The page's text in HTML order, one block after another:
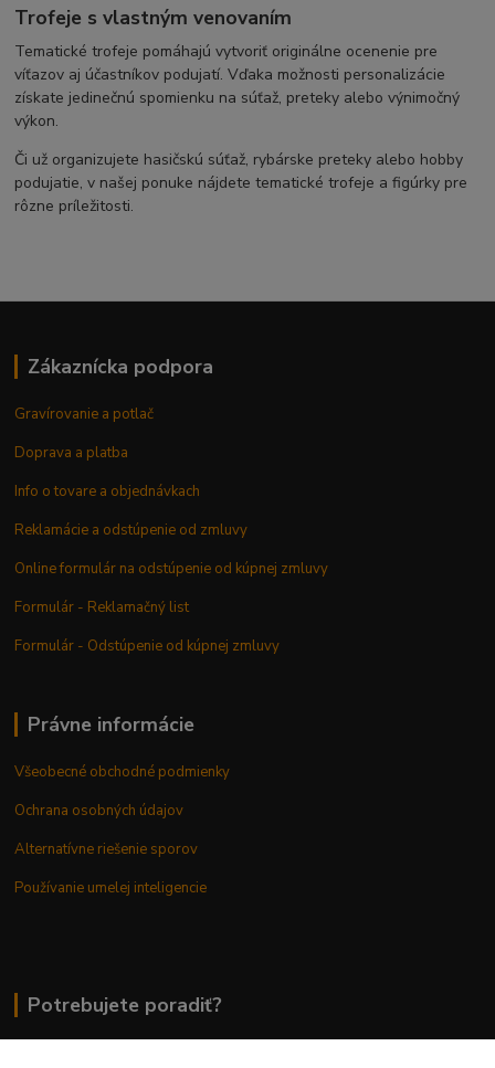
Trofeje s vlastným venovaním
Tematické trofeje pomáhajú vytvoriť originálne ocenenie pre
víťazov aj účastníkov podujatí. Vďaka možnosti personalizácie
získate jedinečnú spomienku na súťaž, preteky alebo výnimočný
výkon.
Či už organizujete hasičskú súťaž, rybárske preteky alebo hobby
podujatie, v našej ponuke nájdete tematické trofeje a figúrky pre
rôzne príležitosti.
Zákaznícka podpora
Gravírovanie a potlač
Doprava a platba
Info o tovare a objednávkach
Reklamácie a odstúpenie od zmluvy
Online formulár na odstúpenie od kúpnej zmluvy
Formulár - Reklamačný list
Formulár - Odstúpenie od kúpnej zmluvy
Právne informácie
Všeobecné obchodné podmienky
Ochrana osobných údajov
Alternatívne riešenie sporov
Používanie umelej inteligencie
Potrebujete poradiť?